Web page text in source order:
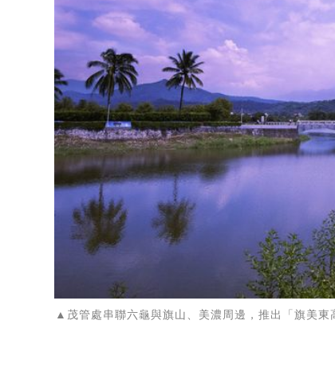
▲茂管處串聯六龜與旗山、美濃周邊，推出「旗美